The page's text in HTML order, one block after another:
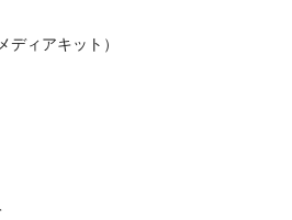
ィアキット）